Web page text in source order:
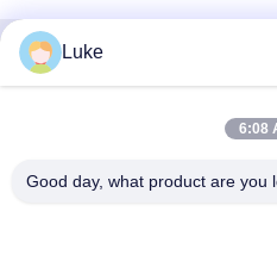
Schnelle
Park, Shunde District,
Luke
6:08
Good day, what product are you